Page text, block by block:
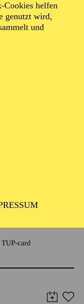
Cookies helfen
genutzt wird,
und
ausgeschlossen.
–
mit der Stadt
card